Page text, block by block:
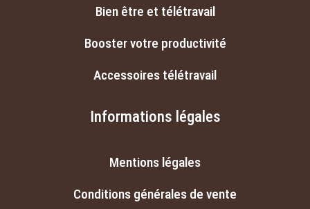
Bien être et télétravail
Booster votre productivité
Accessoires télétravail
Informations légales
Mentions légales
Conditions générales de vente